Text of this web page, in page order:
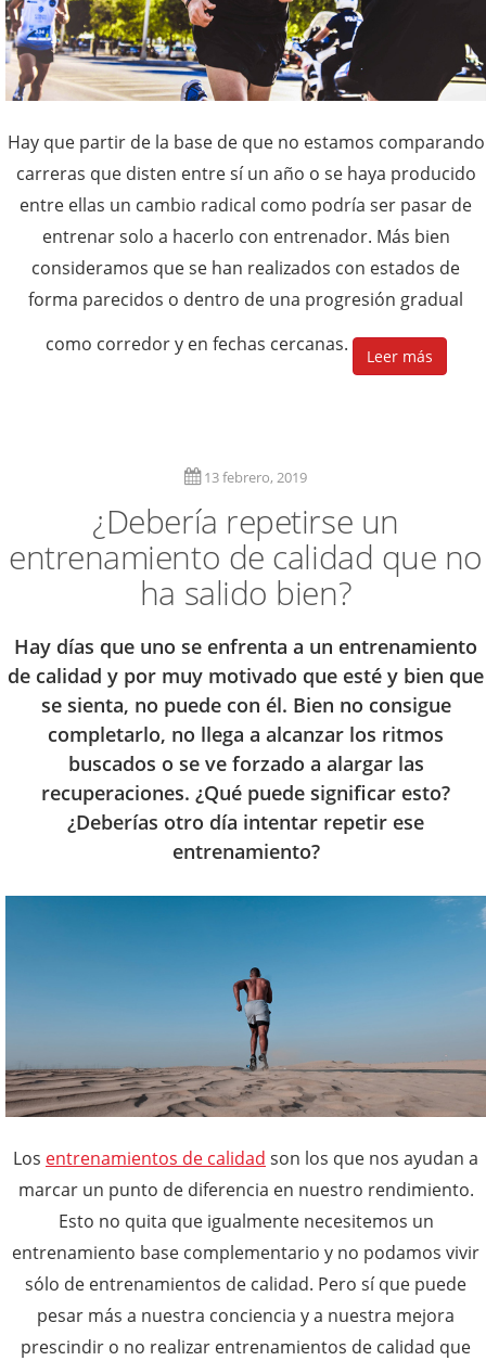
Hay que partir de la base de que no estamos comparando
carreras que disten entre sí un año o se haya producido
entre ellas un cambio radical como podría ser pasar de
entrenar solo a hacerlo con entrenador. Más bien
consideramos que se han realizados con estados de
forma parecidos o dentro de una progresión gradual
como corredor y en fechas cercanas.
Leer más
13 febrero, 2019
¿Debería repetirse un
entrenamiento de calidad que no
ha salido bien?
Hay días que uno se enfrenta a un entrenamiento
de calidad y por muy motivado que esté y bien que
se sienta, no puede con él. Bien no consigue
completarlo, no llega a alcanzar los ritmos
buscados o se ve forzado a alargar las
recuperaciones. ¿Qué puede significar esto?
¿Deberías otro día intentar repetir ese
entrenamiento?
Los entrenamientos de calidad son los que nos ayudan a
marcar un punto de diferencia en nuestro rendimiento.
Esto no quita que igualmente necesitemos un
entrenamiento base complementario y no podamos vivir
sólo de entrenamientos de calidad. Pero sí que puede
pesar más a nuestra conciencia y a nuestra mejora
prescindir o no realizar entrenamientos de calidad que